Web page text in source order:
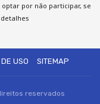
USO SITEMAP
reservados
por não participar, se